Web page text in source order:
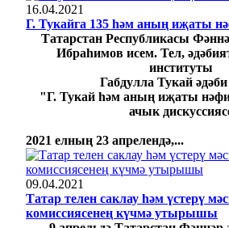
16.04.2021
Г. Тукайга 135 һәм аның иҗаты
Татарстан Республикасы
Ибраһимов исем. Тел,
институты
Габдулла Тукай әдәби
"Г. Тукай һәм аның иҗаты
ачык
2021 елның 23 апрелендә,...
09.04.2021
Татар телен саклау һәм үстерү
комиссиясенең күчмә утырышы